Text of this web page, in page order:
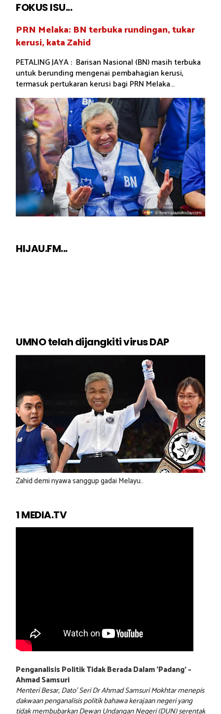
FOKUS ISU...
PRN Melaka: BN terbuka rundingan, tukar
kerusi, kata Zahid
PETALING JAYA : Barisan Nasional (BN) masih terbuka
untuk berunding mengenai pembahagian kerusi,
termasuk pertukaran kerusi bagi PRN Melaka...
HIJAU.FM...
UMNO telah dijangkiti virus DAP
Zahid demi nyawa sanggup gadai Melayu..
1 MEDIA.TV
Penganalisis Politik Tidak Berada Dalam ‘Padang’ –
Ahmad Samsuri
Menteri Besar, Dato’ Seri Dr Ahmad Samsuri Mokhtar menepis
dakwaan penganalisis politik bahawa kerajaan negeri yang
tidak membubarkan Dewan Undangan Negeri (DUN) serentak